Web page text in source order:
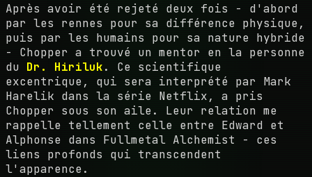
Après avoir été rejeté deux fois - d'abord
par les rennes pour sa différence physique,
puis par les humains pour sa nature hybride
- Chopper a trouvé un mentor en la personne
du Dr. Hiriluk. Ce scientifique
excentrique, qui sera interprété par Mark
Harelik dans la série Netflix, a pris
Chopper sous son aile. Leur relation me
rappelle tellement celle entre Edward et
Alphonse dans Fullmetal Alchemist - ces
liens profonds qui transcendent
l'apparence.